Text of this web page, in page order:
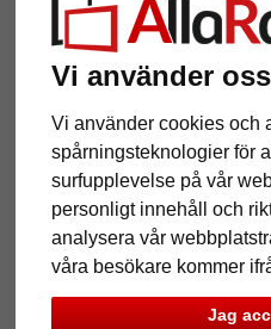
Vi använder
Vi använder cookies och
spårningsteknologier för
surfupplevelse på vår
personligt innehåll och
analysera vår
våra besökare kommer
Jag
1,4 mm
efter mått
Pictures